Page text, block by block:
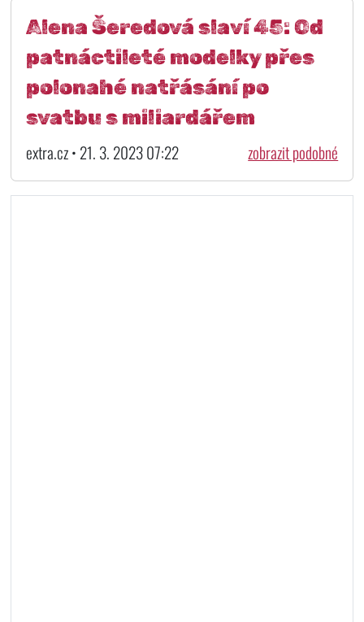
Alena Šeredová slaví 45: Od
patnáctileté modelky přes
polonahé natřásání po
svatbu s miliardářem
extra.cz • 21. 3. 2023 07:22 zobrazit podobné